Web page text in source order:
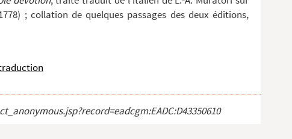
; collation de quelques passages des deux éditions,